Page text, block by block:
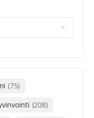
(75)
(208)